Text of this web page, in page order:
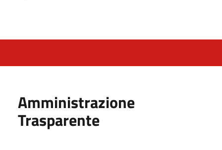
Amministrazione
Trasparente